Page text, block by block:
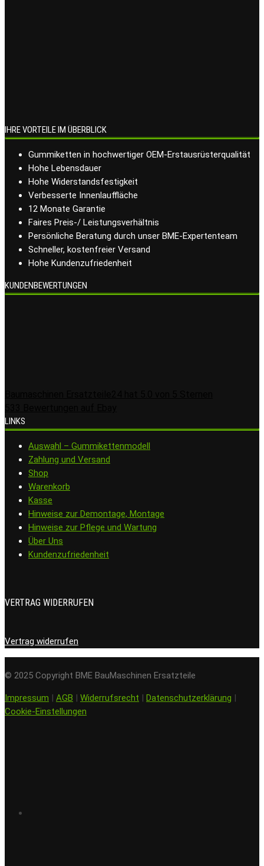
IHRE VORTEILE IM ÜBERBLICK
Gummiketten in hochwertiger OEM-Erstausrüsterqualität
Hohe Lebensdauer
Hohe Widerstandsfestigkeit
Verbesserte Innenlauffläche
12 Monate Garantie
Faires Preis-/ Leistungsverhältnis
Persönliche Beratung durch unser BME-Expertenteam
Schneller, kostenfreier Versand
Hohe Kundenzufriedenheit
KUNDENBEWERTUNGEN
LINKS
Auswahl – Gummikettenmodell
Zahlung und Versand
Shop
Warenkorb
Kasse
Hinweise zur Demontage, Montage
Hinweise zur Pflege und Wartung
Über Uns
Kundenzufriedenheit
VERTRAG WIDERRUFEN
Vertrag widerrufen
© 2025 Copyright BME BauMaschinen Ersatzteile
Impressum | AGB | Widerrufsrecht | Datenschutzerklärung |
Cookie-Einstellungen